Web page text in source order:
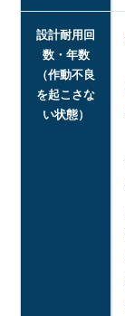
設計耐用回
数・年数
（作動不良
を起こさな
い状態）